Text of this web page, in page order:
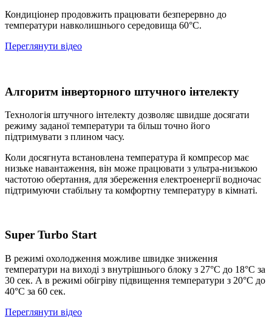
Кондиціонер продовжить працювати безперервно до
температури навколишнього середовища 60°C.
Переглянути відео
Алгоритм інверторного штучного інтелекту
Технологія штучного інтелекту дозволяє швидше досягати
режиму заданої температури та більш точно його
підтримувати з плином часу.
Коли досягнута встановлена температура й компресор має
низьке навантаження, він може працювати з ультра-низькою
частотою обертання, для збереження електроенергії водночас
підтримуючи стабільну та комфортну температуру в кімнаті.
Super Turbo Start
В режимi охолодження можливе швидке зниження
температури на виходi з внутрiшнього блоку з 27°С до 18°С за
30 сек. А в режимi обiгрiву пiдвищення температури з 20°С до
40°С за 60 сек.
Переглянути відео